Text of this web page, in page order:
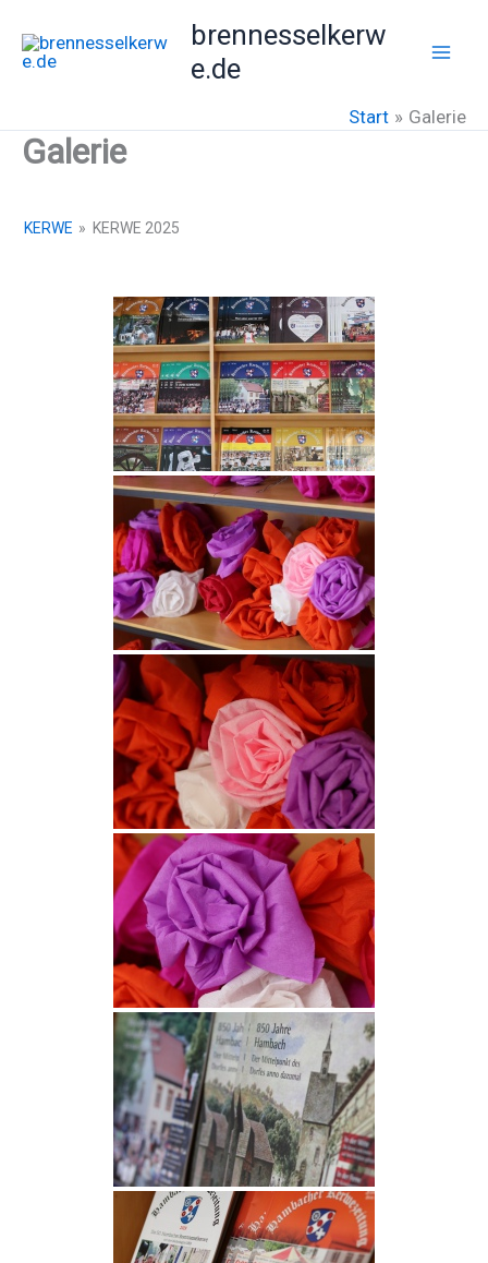
Inhalt
brennesselkerw
e.de
Start Galerie
Galerie
KERWE » KERWE 2025